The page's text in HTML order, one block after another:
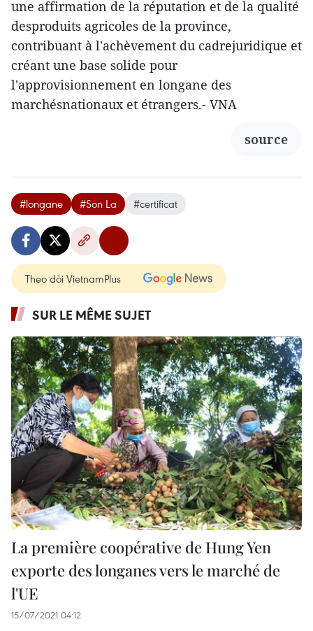
une affirmation de la réputation et de la qualité
desproduits agricoles de la province,
contribuant à l'achèvement du cadrejuridique et
créant une base solide pour
l'approvisionnement en longane des
marchésnationaux et étrangers.- VNA
source
#longane #Son La #certificat
Theo dõi VietnamPlus
SUR LE MÊME SUJET
La première coopérative de Hung Yen
exporte des longanes vers le marché de
l'UE
15/07/2021 04:12